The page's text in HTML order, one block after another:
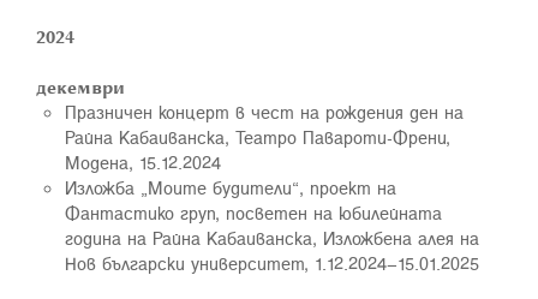
2024
декември
Празничен концерт в чест на рождения ден на
Райна Кабаиванска, Театро Павароти-Френи,
Модена, 15.12.2024
Изложба „Моите будители“, проект на
Фантастико груп, посветен на юбилейната
година на Райна Кабаиванска, Изложбена алея на
Нов български университет, 1.12.2024–15.01.2025